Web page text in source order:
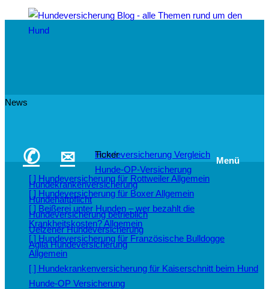
✆ ✉ Menü
Hundeversicherung Vergleich
Hunde-OP-Versicherung
Hundekrankenversicherung
Hundehaftpflicht
Hundeversicherung betrieblich
Uelzener Hundeversicherung
Agila Hundeversicherung
News
Ticker
[ ] Hundeversicherung für RottweilerAllgemein
[ ] Hundeversicherung für BoxerAllgemein
[ ] Beißerei unter Hunden – wer bezahlt die
Krankheitskosten?Allgemein
[ ] Hundeversicherung für Französische Bulldogge
Allgemein
[ ] Hundekrankenversicherung für Kaiserschnitt beim Hund
Hunde-OP Versicherung